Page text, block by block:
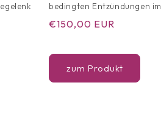
bedingten Entzündungen
Normaler
€150,00 EUR
zum Produkt